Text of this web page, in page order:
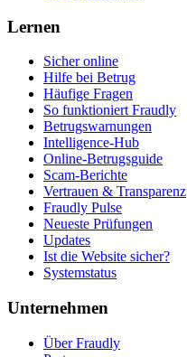
Lernen
Sicher online
Hilfe bei Betrug
Häufige Fragen
So funktioniert Fraudly
Betrugswarnungen
Intelligence-Hub
Online-Betrugsguide
Scam-Berichte
Vertrauen & Transparenz
Fraudly Pulse
Neueste Prüfungen
Updates
Ist die Website sicher?
Systemstatus
Unternehmen
Über Fraudly